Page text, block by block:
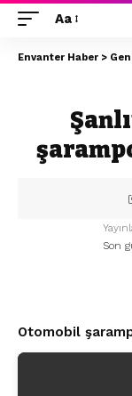
Aa
Envanter Haber >
Son
Otomobil